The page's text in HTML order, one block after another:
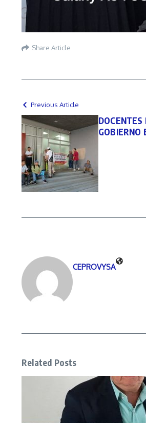
Share Article
Previous Article
DOCENTES
GOBIERNO
CEPROVYSA
Related Posts